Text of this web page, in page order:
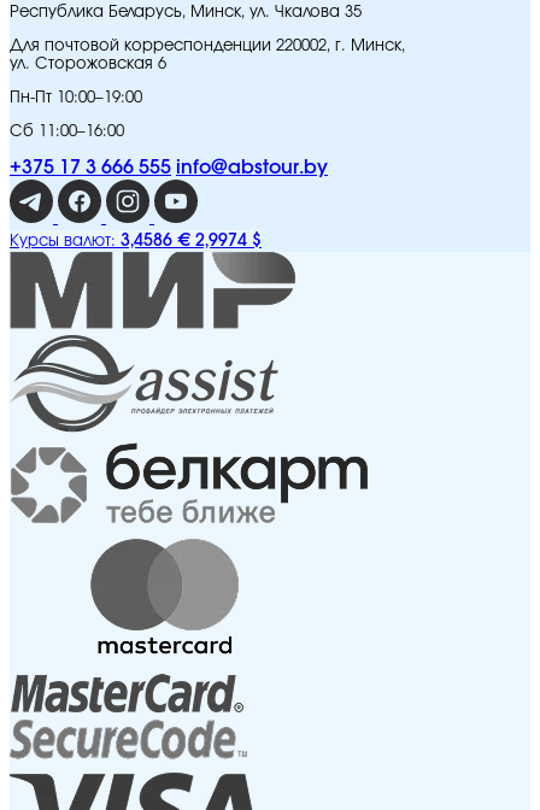
Республика Беларусь, Минск, ул. Чкалова 35
Для почтовой корреспонденции 220002, г. Минск,
ул. Сторожовская 6
Пн-Пт 10:00–19:00
Сб 11:00–16:00
+375 17 3 666 555 info@abstour.by
Курсы валют: 3,4586 € 2,9974 $